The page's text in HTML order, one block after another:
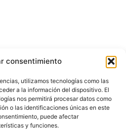
consentimiento
utilizamos tecnologías como las
a la información del dispositivo. El
nos permitirá procesar datos como
o las identificaciones únicas en este
puede afectar
y funciones.